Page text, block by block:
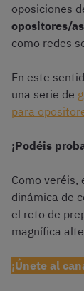
oposiciones
opositores/as
como redes
En este
una serie de
para
¡Podéis
Como veréis,
dinámica de
el reto de
magnífica
¡Únete al